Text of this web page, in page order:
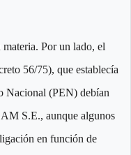
Por un lado, el
56/75), que establecía
Nacional (PEN) debían
S.E., aunque algunos
en función de